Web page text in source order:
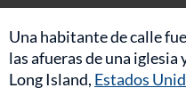
Una habitante de calle
las afueras de una iglesia
Long Island, Estados